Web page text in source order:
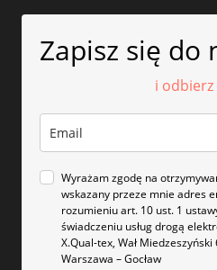
Zapisz się do
i odbierz
Wyrażam zgodę na
wskazany przeze mnie adres
rozumieniu art. 10 ust. 1
świadczeniu usług drogą
X.Qual-tex, Wał
Warszawa – Gocław